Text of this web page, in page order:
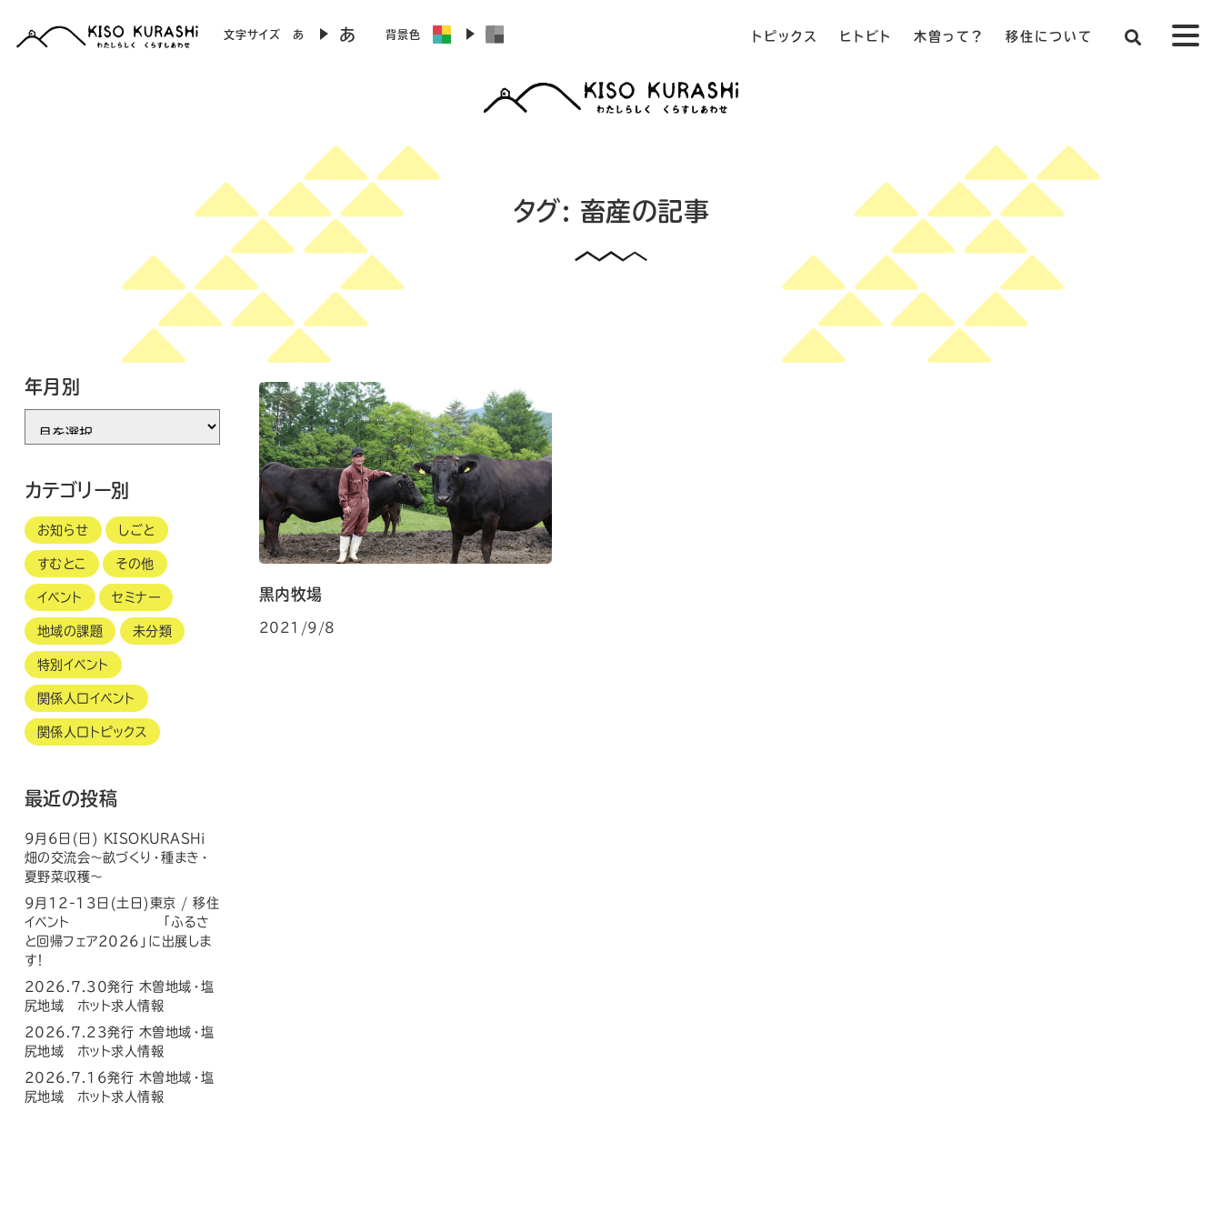
文字サイズ あ あ 背景色 トピックス ヒトビト 木曽って？ 移住について
タグ: 畜産の記事
年月別
カテゴリー別
お知らせ しごと
すむとこ その他
イベント セミナー
地域の課題 未分類
特別イベント
関係人口イベント
関係人口トピックス
最近の投稿
9月6日(日) KISOKURASHi
畑の交流会〜畝づくり・種まき・
夏野菜収穫〜
9月12-13日(土日)東京 / 移住
イベント 「ふるさ
と回帰フェア2026」に出展しま
す！
2026.7.30発行 木曽地域・塩
尻地域 ホット求人情報
2026.7.23発行 木曽地域・塩
尻地域 ホット求人情報
2026.7.16発行 木曽地域・塩
尻地域 ホット求人情報
黒内牧場
2021/9/8